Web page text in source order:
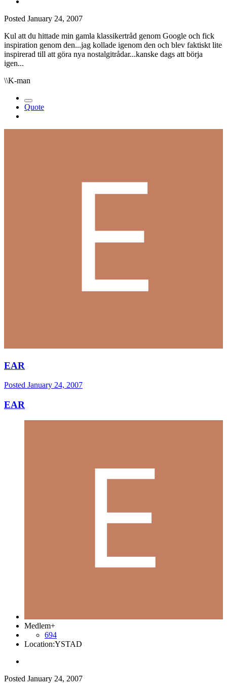
Posted January 24, 2007
Kul att du hittade min gamla klassikertråd genom Google och fick
inspiration genom den...jag kollade igenom den och blev faktiskt lite
inspirerad till att göra nya nostalgitrådar...kanske dags att börja
igen...
\\K-man
Quote
EAR
Posted January 24, 2007
EAR
Medlem+
694
Location:YSTAD
Posted January 24, 2007